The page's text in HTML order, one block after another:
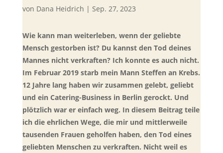
von Dana Heidrich | Sep. 27, 2023
Wie kann man weiterleben, wenn der geliebte
Mensch gestorben ist? Du kannst den Tod deines
Mannes nicht verkraften? Ich konnte es auch nicht.
Im Februar 2019 starb mein Mann Steffen an Krebs.
12 Jahre lang haben wir zusammen gelebt, geliebt
und ein Catering-Business in Berlin gerockt. Und
plötzlich war er einfach weg. In diesem Beitrag teile
ich die ehrlichen Wege, die mir und mittlerweile
tausenden Frauen geholfen haben, den Tod eines
geliebten Menschen zu verkraften. Nicht weil es